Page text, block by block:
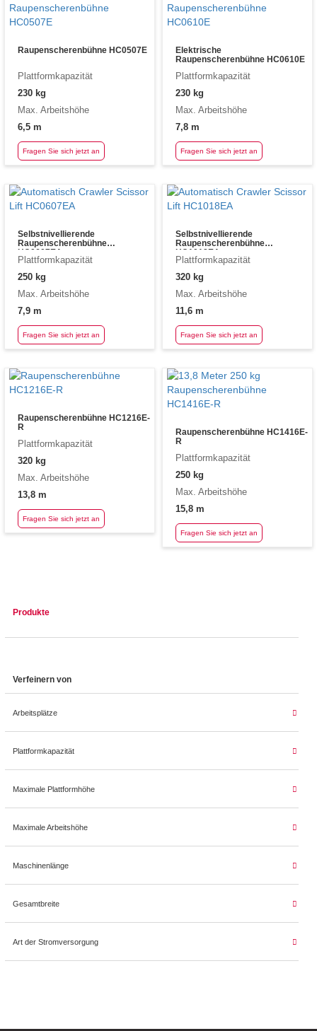
Produkte
Verfeinern von
Arbeitsplätze
Plattformkapazität
Maximale Plattformhöhe
Maximale Arbeitshöhe
Maschinenlänge
Gesamtbreite
Art der Stromversorgung
Raupenscherenbühne HC0507E
Plattformkapazität
230 kg
Max. Arbeitshöhe
6,5 m
Fragen Sie sich jetzt an
Elektrische
Raupenscherenbühne HC0610E
Plattformkapazität
230 kg
Max. Arbeitshöhe
7,8 m
Fragen Sie sich jetzt an
Selbstnivellierende
Raupenscherenbühne
HC0607EA
Plattformkapazität
250 kg
Max. Arbeitshöhe
7,9 m
Fragen Sie sich jetzt an
Selbstnivellierende
Raupenscherenbühne
HC1018EA
Plattformkapazität
320 kg
Max. Arbeitshöhe
11,6 m
Fragen Sie sich jetzt an
Raupenscherenbühne HC1216E-
R
Plattformkapazität
320 kg
Max. Arbeitshöhe
13,8 m
Fragen Sie sich jetzt an
Raupenscherenbühne HC1416E-
R
Plattformkapazität
250 kg
Max. Arbeitshöhe
15,8 m
Fragen Sie sich jetzt an